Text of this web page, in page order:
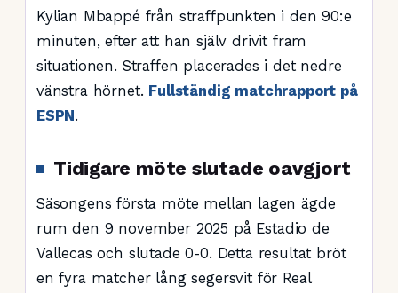
Kylian Mbappé från straffpunkten i den 90:e
minuten, efter att han själv drivit fram
situationen. Straffen placerades i det nedre
vänstra hörnet. Fullständig matchrapport på
ESPN.
Tidigare möte slutade oavgjort
Säsongens första möte mellan lagen ägde
rum den 9 november 2025 på Estadio de
Vallecas och slutade 0-0. Detta resultat bröt
en fyra matcher lång segersvit för Real